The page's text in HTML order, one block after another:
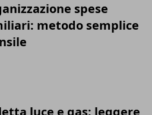
spese
metodo semplice
luce e gas: leggere